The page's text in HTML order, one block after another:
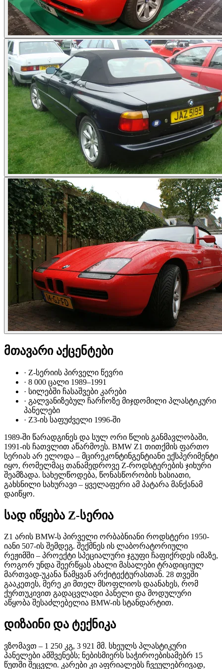
მთავარი აქცენტები
· Z-სერიის პირველი წევრი
· 8 000 ცალი 1989–1991
· სილებში ჩასაშვები კარები
· გალვანიზებულ ჩარჩოზე მიჯდომილი პლასტიკური
პანელები
· Z3-ის საფუძველი 1996-ში
1989-ში წარადგინეს და სულ ორი წლის განმავლობაში,
1991-ის ჩათვლით აწარმოეს. BMW Z1 თითქმის ფართო
სერიას არ ელოდა – მცირეკონტინგენტიანი ექსპერიმენტი
იყო, რომელმაც თანამედროვე Z-როდსტერების ჯიხური
შეამზადა. სახელწოდება, წონასწორობის ხასიათი,
გახსნილი სახურავი – ყველაფერი ამ პატარა მანქანამ
დაიწყო.
სად იწყება Z-სერია
Z1 არის BMW-ს პირველი ორბაბნიანი როდსტერი 1950-
იანი 507-ის შემდეგ. შექმნეს ის ლაბორატორიული
რეჟიმში – პროექტი სპეციალური ჯგუფი ჩაფიქრდეს იმაზე,
როგორ უნდა შეერწყას ახალი მასალები ტრადიციულ
მართვად-უკანა წამყვან არქიტექტურასთან. 28 თვეში
გააკეთეს, მერე კი მთელ მსოფლიოს დაანახეს, რომ
ქურთუკივით გადაცვლადი პანელი და მოდულური
აწყობა შესაძლებელია BMW-ის სტანდარტით.
დიზაინი და ტექნიკა
ვზომავთ – 1 250 კგ, 3 921 მმ. სხეულს პლასტიკური
პანელები ამშვენებს; ნებისმიერს საჭიროებისამებრ 15
წუთში შეცვლი. კარები კი აფრიალებს ჩვეულებრივად,